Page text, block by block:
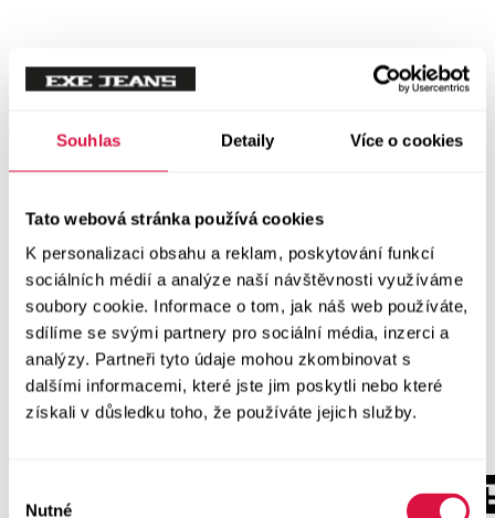
Souhlas Detaily Více o cookies
Tato webová stránka používá cookies
K personalizaci obsahu a reklam, poskytování funkcí
sociálních médií a analýze naší návštěvnosti využíváme
soubory cookie. Informace o tom, jak náš web používáte,
sdílíme se svými partnery pro sociální média, inzerci a
analýzy. Partneři tyto údaje mohou zkombinovat s
dalšími informacemi, které jste jim poskytli nebo které
získali v důsledku toho, že používáte jejich služby.
Nutné